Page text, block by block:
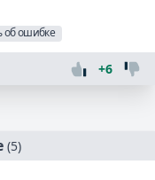
об ошибке
+6
(5)